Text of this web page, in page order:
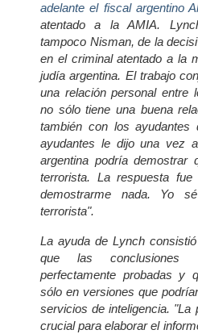
adelante el fiscal argentino
atentado a la AMIA.
tampoco Nisman, de la
en el criminal atentado a la
judía argentina. El trabajo
una relación personal entre
no sólo tiene una buena
también con los
ayudantes le dijo una vez
argentina podría demostrar
terrorista. La respuesta fue
demostrarme nada. Yo
terrorista".
La ayuda de Lynch
que las conclusiones
perfectamente probadas y
sólo en versiones que
servicios de inteligencia. "La
crucial para elaborar el